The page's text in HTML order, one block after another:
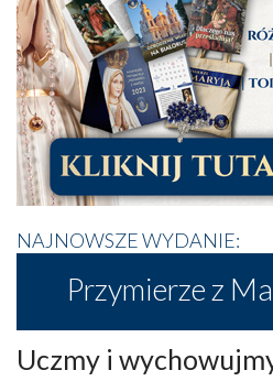
NAJNOWSZE WYDANIE:
Przymierze z
Uczmy i